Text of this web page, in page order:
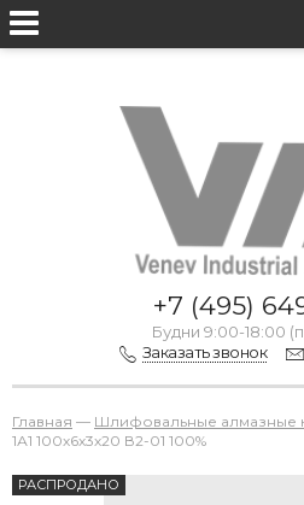
+7 (495)
Будни 9:00-18:00
Заказать звонок
Главная — Шлифовальные алмазные
1А1 100х6х3х20 В2-01 100%
РАСПРОДАНО